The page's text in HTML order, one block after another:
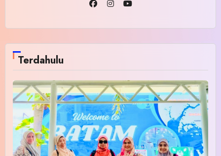
Terdahulu